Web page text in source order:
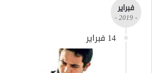
فبراير
- 2019 -
14 فبراير